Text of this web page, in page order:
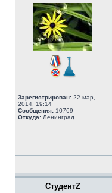
Зарегистрирован: 22 мар,
2014, 19:14
Сообщения: 10769
Откуда: Ленинград
СтудентZ